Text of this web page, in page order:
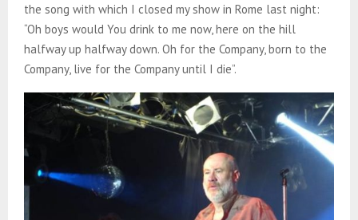
the song with which I closed my show in Rome last night:
“Oh boys would You drink to me now, here on the hill
halfway up halfway down. Oh for the Company, born to the
Company, live for the Company until I die”.